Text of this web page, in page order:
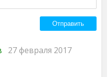
27 февраля 2017